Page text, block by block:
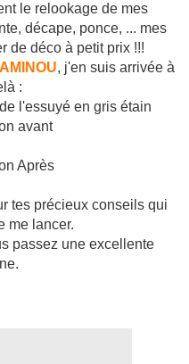
le relookage de mes
décape, ponce, ... mes
de déco à petit prix !!!
, j'en suis arrivée à
:
l'essuyé en gris étain
tes précieux conseils qui
me lancer.
passez une excellente